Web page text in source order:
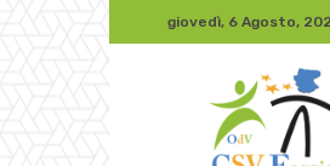
giovedì, 6 Agosto,